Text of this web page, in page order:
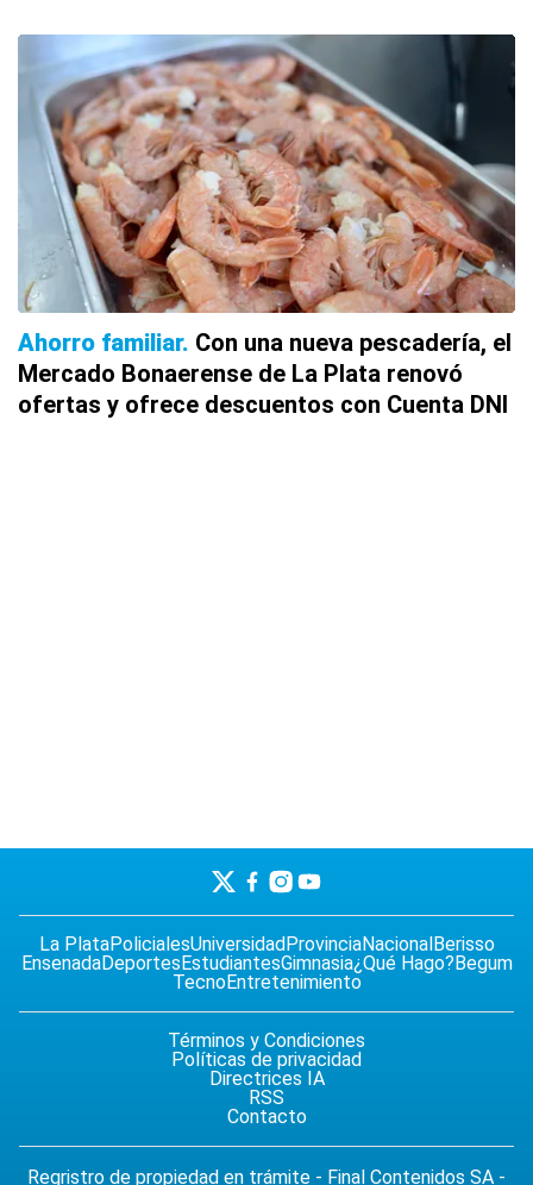
Ahorro familiar Con una nueva pescadería, el
Mercado Bonaerense de La Plata renovó
ofertas y ofrece descuentos con Cuenta DNI
La PlataPolicialesUniversidad ProvinciaNacional Berisso
EnsenadaDeportes EstudiantesGimnasia¿Qué Hago? Begum
TecnoEntretenimiento
Términos y Condiciones
Políticas de privacidad
Directrices IA
RSS
Contacto
Regristro de propiedad en trámite - Final Contenidos SA -